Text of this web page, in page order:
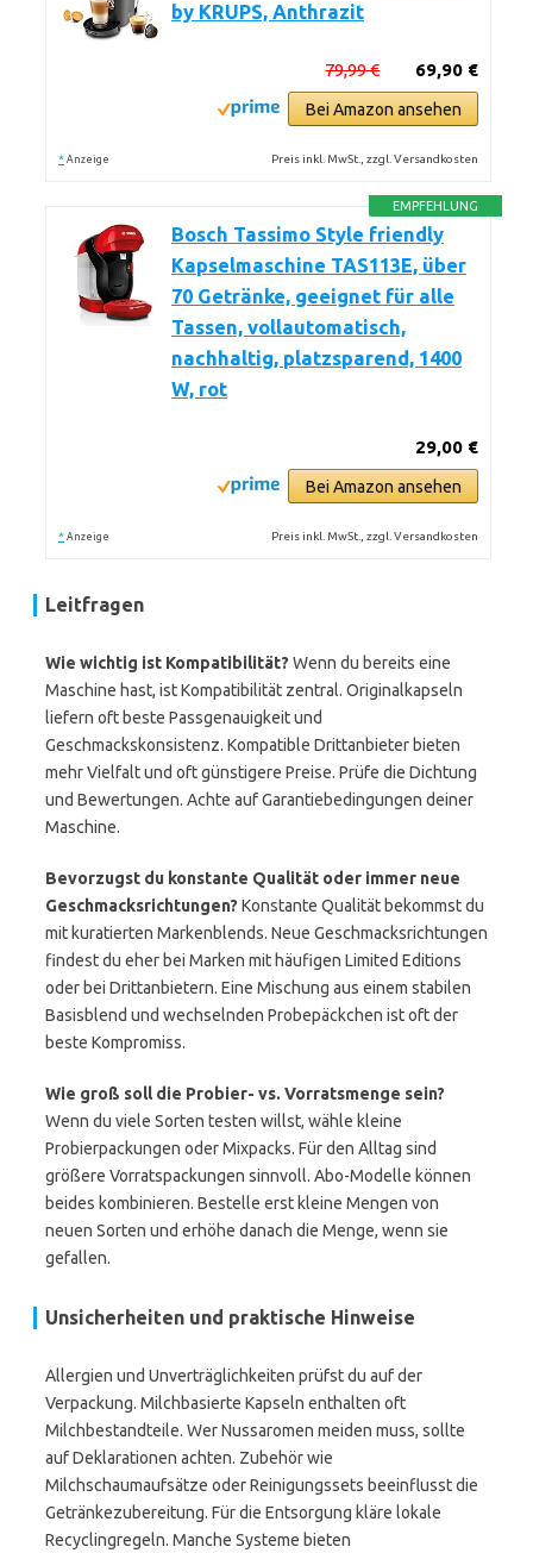
by KRUPS, Anthrazit
69,90 €
79,99 €
Bei Amazon ansehen
* Anzeige Preis inkl. MwSt., zzgl. Versandkosten
EMPFEHLUNG
Bosch Tassimo Style friendly
Kapselmaschine TAS113E, über
70 Getränke, geeignet für alle
Tassen, vollautomatisch,
nachhaltig, platzsparend, 1400
W, rot
29,00 €
Bei Amazon ansehen
* Anzeige Preis inkl. MwSt., zzgl. Versandkosten
Leitfragen
Wie wichtig ist Kompatibilität? Wenn du bereits eine
Maschine hast, ist Kompatibilität zentral. Originalkapseln
liefern oft beste Passgenauigkeit und
Geschmackskonsistenz. Kompatible Drittanbieter bieten
mehr Vielfalt und oft günstigere Preise. Prüfe die Dichtung
und Bewertungen. Achte auf Garantiebedingungen deiner
Maschine.
Bevorzugst du konstante Qualität oder immer neue
Geschmacksrichtungen? Konstante Qualität bekommst du
mit kuratierten Markenblends. Neue Geschmacksrichtungen
findest du eher bei Marken mit häufigen Limited Editions
oder bei Drittanbietern. Eine Mischung aus einem stabilen
Basisblend und wechselnden Probepäckchen ist oft der
beste Kompromiss.
Wie groß soll die Probier- vs. Vorratsmenge sein?
Wenn du viele Sorten testen willst, wähle kleine
Probierpackungen oder Mixpacks. Für den Alltag sind
größere Vorratspackungen sinnvoll. Abo-Modelle können
beides kombinieren. Bestelle erst kleine Mengen von
neuen Sorten und erhöhe danach die Menge, wenn sie
gefallen.
Unsicherheiten und praktische Hinweise
Allergien und Unverträglichkeiten prüfst du auf der
Verpackung. Milchbasierte Kapseln enthalten oft
Milchbestandteile. Wer Nussaromen meiden muss, sollte
auf Deklarationen achten. Zubehör wie
Milchschaumaufsätze oder Reinigungssets beeinflusst die
Getränkezubereitung. Für die Entsorgung kläre lokale
Recyclingregeln. Manche Systeme bieten